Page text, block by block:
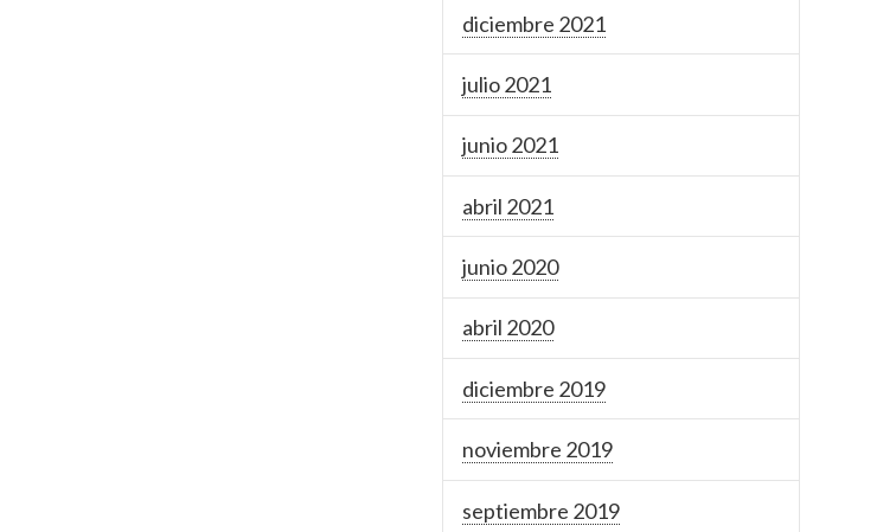
diciembre 2021
julio 2021
junio 2021
abril 2021
junio 2020
abril 2020
diciembre 2019
noviembre 2019
septiembre 2019